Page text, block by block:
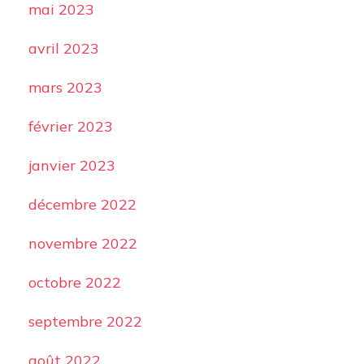
mai 2023
avril 2023
mars 2023
février 2023
janvier 2023
décembre 2022
novembre 2022
octobre 2022
septembre 2022